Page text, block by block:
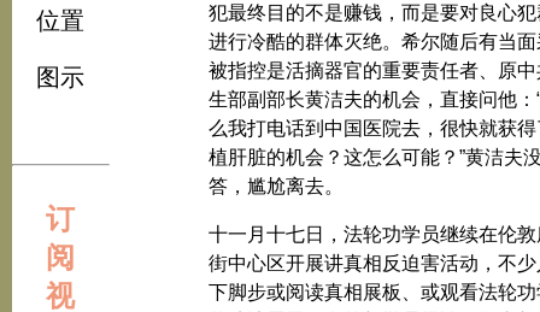
位置
图示
订
阅
视
犯最终目的不是赚钱，而是要对良心犯
进行冷酷的群体灭绝。希尔随后有当面
被指控是活摘器官的重要责任者、原中
生部副部长黄洁夫的机会，直接问他：
么我打电话到中国医院去，很快就获得
植肝脏的机会？这怎么可能？”黄洁夫
答，尴尬离去。
十一月十七日，法轮功学员继续在伦敦
街中心区开展讲真相反迫害活动，不少
下脚步或阅读真相展板、或观看法轮功